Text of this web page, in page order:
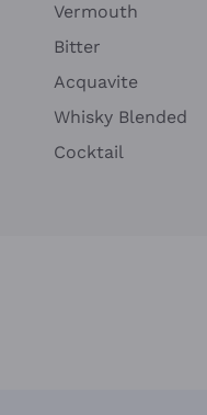
Vermouth
Bitter
Acquavite
Whisky Blended
Cocktail